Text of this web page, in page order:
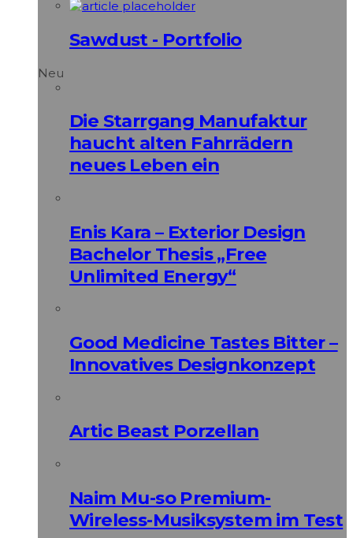
Sawdust - Portfolio
Neu
Die Starrgang Manufaktur
haucht alten Fahrrädern
neues Leben ein
Enis Kara – Exterior Design
Bachelor Thesis „Free
Unlimited Energy“
Good Medicine Tastes Bitter –
Innovatives Designkonzept
Artic Beast Porzellan
Naim Mu-so Premium-
Wireless-Musiksystem im Test